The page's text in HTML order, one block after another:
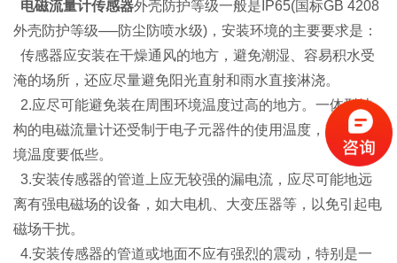
电磁流量计传感器外壳防护等级一般是IP65(国标GB 4208
外壳防护等级──防尘防喷水级)，安装环境的主要要求是：
传感器应安装在干燥通风的地方，避免潮湿、容易积水受
淹的场所，还应尽量避免阳光直射和雨水直接淋浇。
2.应尽可能避免装在周围环境温度过高的地方。一体型结
构的电磁流量计还受制于电子元器件的使用温度，其使用环
境温度要低些。
3.安装传感器的管道上应无较强的漏电流，应尽可能地远
离有强电磁场的设备，如大电机、大变压器等，以免引起电
磁场干扰。
4.安装传感器的管道或地面不应有强烈的震动，特别是一